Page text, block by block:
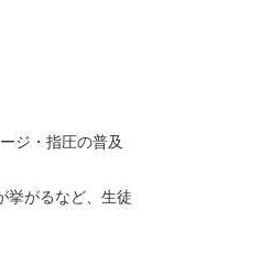
ジ・指圧の普及
挙がるなど、生徒